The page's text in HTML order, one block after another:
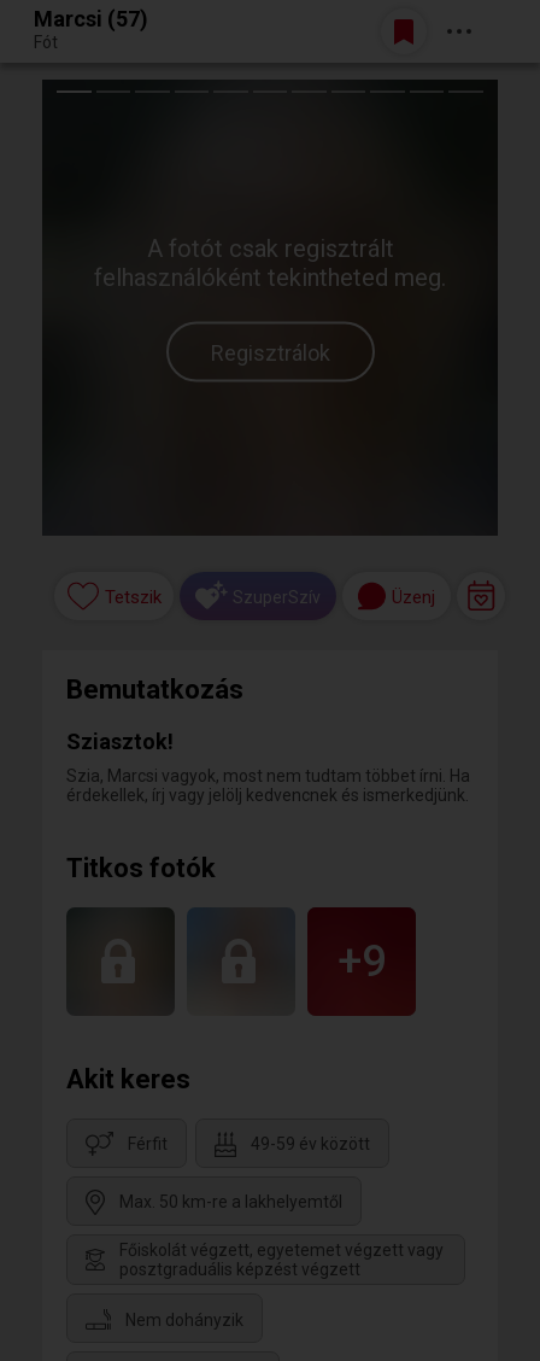
Egy jó randiból bármi lehet.
Belépés
Marcsi (57)
Fót
A fotót csak regisztrált
felhasználóként tekintheted meg.
Regisztrálok
Tetszik SzuperSzív Üzenj
Bemutatkozás
Sziasztok!
Szia, Marcsi vagyok, most nem tudtam többet írni. Ha
érdekellek, írj vagy jelölj kedvencnek és ismerkedjünk.
Titkos fotók
+9
Akit keres
Férfit 49-59 év között
Max. 50 km-re a lakhelyemtől
Főiskolát végzett, egyetemet végzett vagy
posztgraduális képzést végzett
Nem dohányzik